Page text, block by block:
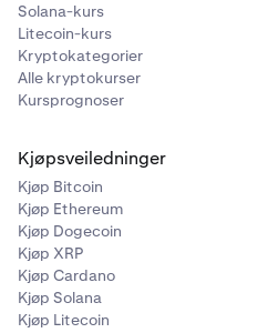
Solana-kurs
Litecoin-kurs
Kryptokategorier
Alle kryptokurser
Kursprognoser
Kjøpsveiledninger
Kjøp Bitcoin
Kjøp Ethereum
Kjøp Dogecoin
Kjøp XRP
Kjøp Cardano
Kjøp Solana
Kjøp Litecoin